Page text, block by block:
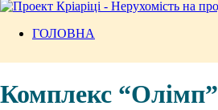
ГОЛОВНА
Комплекс “Олімп”